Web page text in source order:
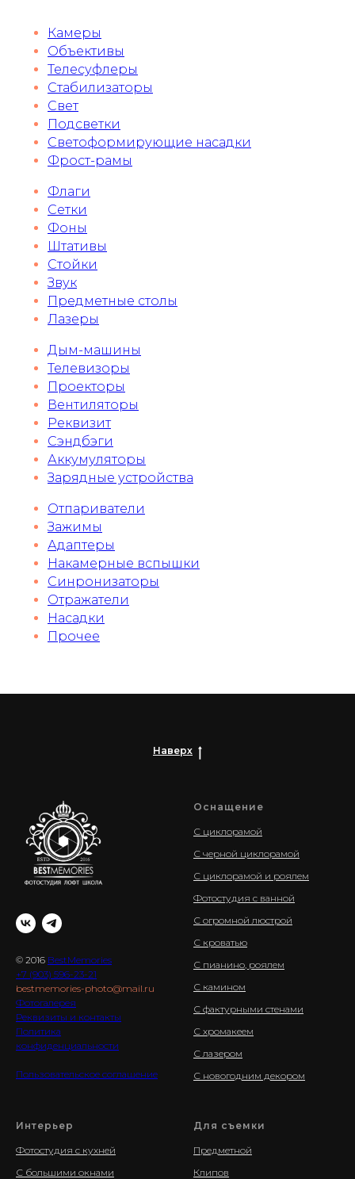
Камеры
Объективы
Телесуфлеры
Стабилизаторы
Свет
Подсветки
Светоформирующие насадки
Фрост-рамы
Флаги
Сетки
Фоны
Штативы
Стойки
Звук
Предметные столы
Лазеры
Дым-машины
Телевизоры
Проекторы
Вентиляторы
Реквизит
Сэндбэги
Аккумуляторы
Зарядные устройства
Отпариватели
Зажимы
Адаптеры
Накамерные вспышки
Синронизаторы
Отражатели
Насадки
Прочее
Наверх
© 2016 BestMemories
+7 (903) 596-23-21
bestmemories-photo@mail.ru
Фотогалерея
Реквизиты и контакты
Политика
конфиденциальности
Пользовательское соглашение
Оснащение
С циклорамой
С черной циклорамой
С циклорамой и роялем
Фотостудия с ванной
С огромной люстрой
С кроватью
С пианино, роялем
С камином
С фактурными стенами
С хромакеем
С лазером
С новогодним декором
Интерьер
Фотостудия с кухней
С большими окнами
Для съемки
Предметной
Клипов